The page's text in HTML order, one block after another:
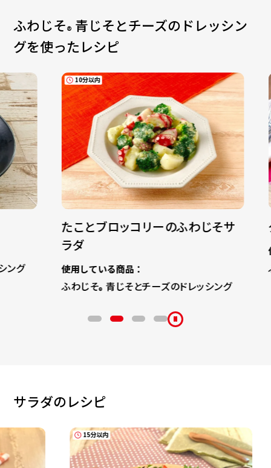
ふわじそ® 青じそとチーズのドレッシン
グを使ったレシピ
10分以内
たことブロッコリーのふわじそサ
使用している商品：
青じそとチーズのドレッシング
15分以内
クリスマ
使用して
サラダのレシピ
15分以内 15分以内